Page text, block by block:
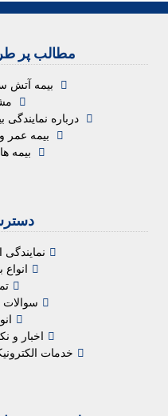
مطالب پر
بیمه آتش
درباره نمایندگی
بیمه عمر
بیمه
نمایندگی
سوالات
اخبار و
خدمات